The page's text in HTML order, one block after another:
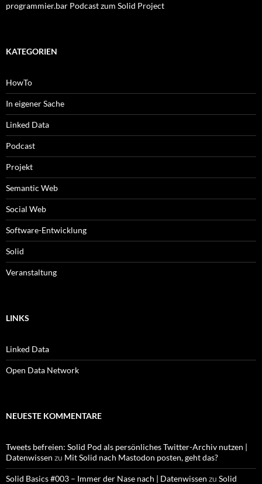
programmier.bar Podcast zum Solid Project
KATEGORIEN
HowTo
In eigener Sache
Linked Data
Podcast
Projekt
Semantic Web
Social Web
Software-Entwicklung
Solid
Veranstaltung
LINKS
Linked Data
Open Data Network
NEUESTE KOMMENTARE
Tweets befreien: Solid Pod als persönliches Twitter-Archiv nutzen |
Datenwissen zu Mit Solid nach Mastodon posten, geht das?
Solid Basics #003 – Immer der Nase nach | Datenwissen zu Solid